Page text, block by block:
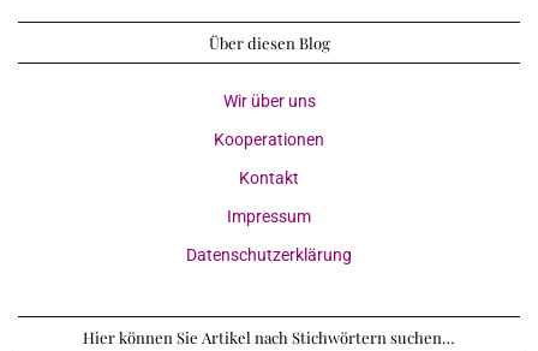
Über diesen Blog
Wir über uns
Kooperationen
Kontakt
Impressum
Datenschutzerklärung
Hier können Sie Artikel nach Stichwörtern suchen…